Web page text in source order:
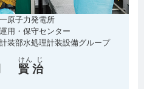
原子力発電所
用・保守センター
装部水処理計装設備グループ
賢
けん
治
じ